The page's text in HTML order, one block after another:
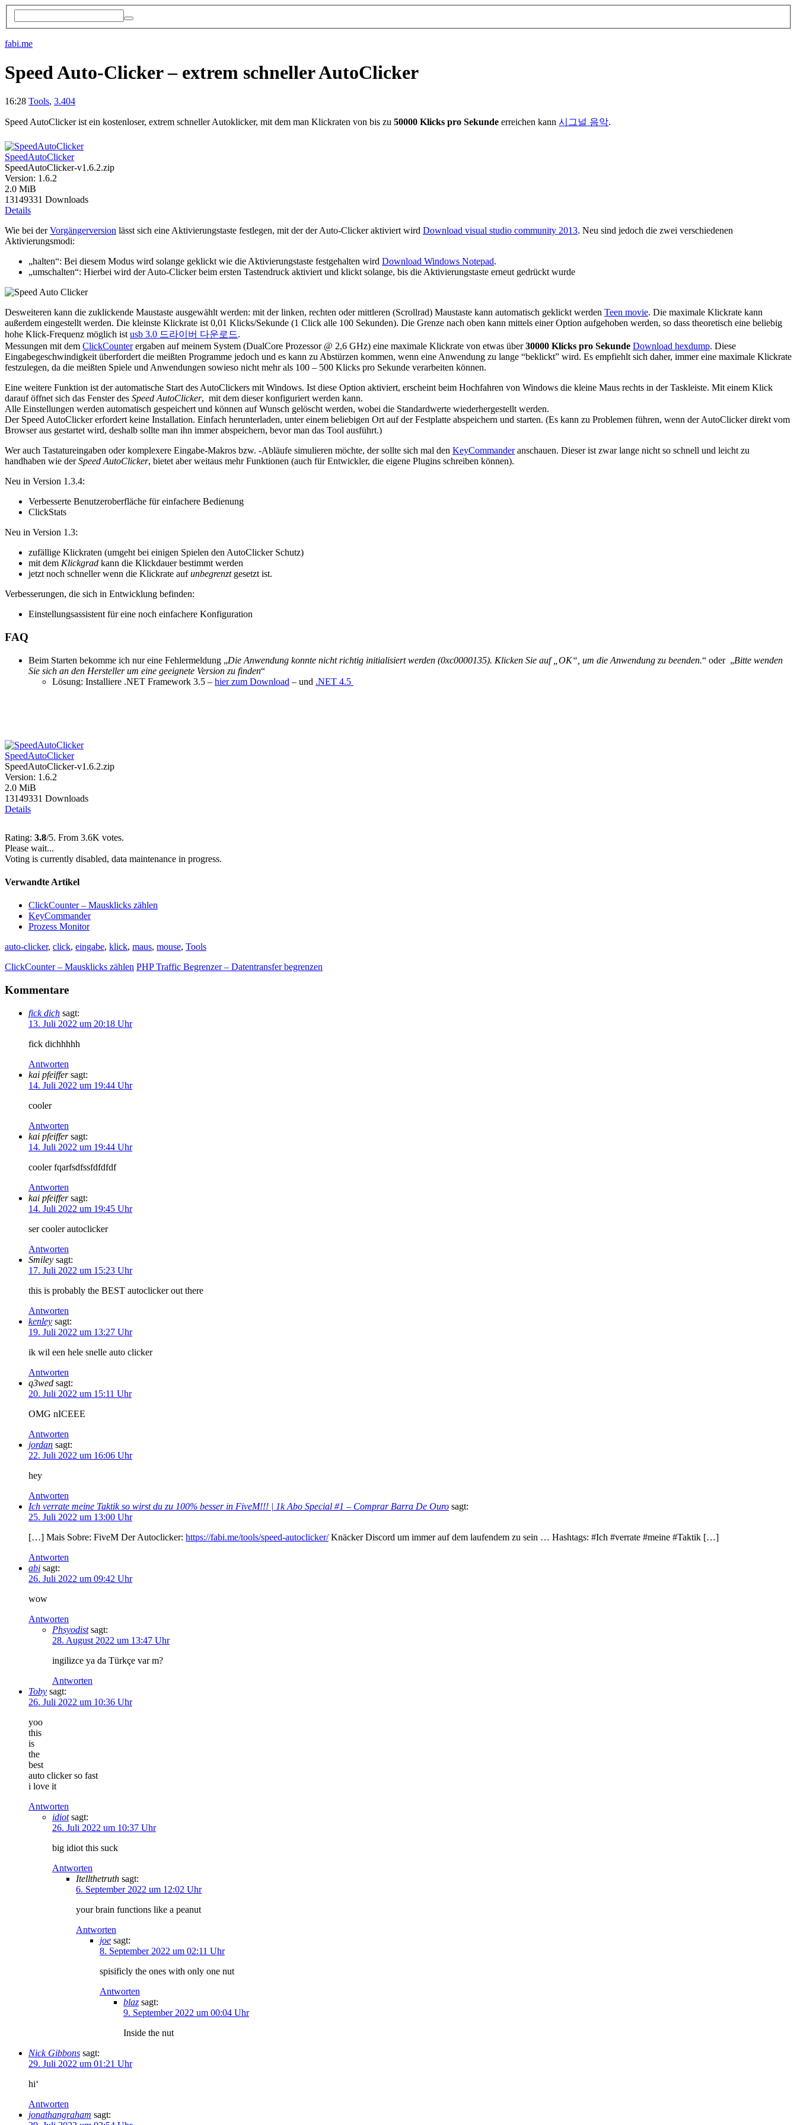
fabi.me
Speed Auto-Clicker – extrem schneller AutoClicker
16:28 Tools, 3.404
Speed AutoClicker ist ein kostenloser, extrem schneller Autoklicker, mit dem man Klickraten von bis zu 50000 Klicks pro Sekunde erreichen kann 시그널 음악.
SpeedAutoClicker
SpeedAutoClicker-v1.6.2.zip
Version: 1.6.2
2.0 MiB
13149331 Downloads
Details
Wie bei derVorgängerversion lässt sich eine Aktivierungstaste festlegen, mit der der Auto-Clicker aktiviert wird Download visual studio community 2013. Neu sind jedoch die zwei verschiedenen
Aktivierungsmodi:
„halten“: Bei diesem Modus wird solange geklickt wie die Aktivierungstaste festgehalten wird Download Windows Notepad.
„umschalten“: Hierbei wird der Auto-Clicker beim ersten Tastendruck aktiviert und klickt solange, bis die Aktivierungstaste erneut gedrückt wurde
Desweiteren kann die zuklickende Maustaste ausgewählt werden: mit der linken, rechten oder mittleren (Scrollrad) Maustaste kann automatisch geklickt werden Teen movie. Die maximale Klickrate kann
außerdem eingestellt werden. Die kleinste Klickrate ist 0,01 Klicks/Sekunde (1 Click alle 100 Sekunden). Die Grenze nach oben kann mittels einer Option aufgehoben werden, so dass theoretisch eine beliebig
hohe Klick-Frequenz möglich istusb 3.0 드라이버 다운로드.
Messungen mit dem ClickCounterergaben auf meinem System (DualCore Prozessor @ 2,6 GHz) eine maximale Klickrate von etwas über30000 Klicks pro Sekunde Download hexdump. Diese
Eingabegeschwindigkeit überfordert die meißten Programme jedoch und es kann zu Abstürzen kommen, wenn eine Anwendung zu lange “beklickt” wird. Es empfiehlt sich daher, immer eine maximale Klickrate
festzulegen, da die meißten Spiele und Anwendungen sowieso nicht mehr als 100 – 500 Klicks pro Sekunde verarbeiten können.
Eine weitere Funktion ist der automatische Start des AutoClickers mit Windows. Ist diese Option aktiviert, erscheint beim Hochfahren von Windows die kleine Maus rechts in der Taskleiste. Mit einem Klick
darauf öffnet sich das Fenster des Speed AutoClicker, mit dem dieser konfiguriert werden kann.
Alle Einstellungen werden automatisch gespeichert und können auf Wunsch gelöscht werden, wobei die Standardwerte wiederhergestellt werden.
Der Speed AutoClicker erfordert keine Installation. Einfach herunterladen, unter einem beliebigen Ort auf der Festplatte abspeichern und starten. (Es kann zu Problemen führen, wenn der AutoClicker direkt vom
Browser aus gestartet wird, deshalb sollte man ihn immer abspeichern, bevor man das Tool ausführt.)
Wer auch Tastatureingaben oder komplexere Eingabe-Makros bzw. -Abläufe simulieren möchte, der sollte sich mal den KeyCommanderanschauen. Dieser ist zwar lange nicht so schnell und leicht zu
handhaben wie derSpeed AutoClicker, bietet aber weitaus mehr Funktionen (auch für Entwickler, die eigene Plugins schreiben können).
Neu in Version 1.3.4:
Verbesserte Benutzeroberfläche für einfachere Bedienung
ClickStats
Neu in Version 1.3:
zufällige Klickraten (umgeht bei einigen Spielen den AutoClicker Schutz)
mit dem Klickgrad kann die Klickdauer bestimmt werden
jetzt noch schneller wenn die Klickrate aufunbegrenztgesetzt ist.
Verbesserungen, die sich in Entwicklung befinden:
Einstellungsassistent für eine noch einfachere Konfiguration
FAQ
Beim Starten bekomme ich nur eine Fehlermeldung „Die Anwendung konnte nicht richtig initialisiert werden (0xc0000135). Klicken Sie auf „OK“, um die Anwendung zu beenden.“ oder „Bitte wenden
Sie sich an den Hersteller um eine geeignete Version zu finden“
Lösung: Installiere .NET Framework 3.5 – hier zum Download – und .NET 4.5
SpeedAutoClicker
SpeedAutoClicker-v1.6.2.zip
Version: 1.6.2
2.0 MiB
13149331 Downloads
Details
Rating: 3.8/5. From 3.6K votes.
Please wait...
Voting is currently disabled, data maintenance in progress.
Verwandte Artikel
ClickCounter – Mausklicks zählen
KeyCommander
Prozess Monitor
auto-clicker, click, eingabe, klick, maus, mouse, Tools
ClickCounter – Mausklicks zählen PHP Traffic Begrenzer – Datentransfer begrenzen
Kommentare
fick dich sagt:
13. Juli 2022 um 20:18 Uhr
fick dichhhhh
Antworten
kai pfeiffer sagt:
14. Juli 2022 um 19:44 Uhr
cooler
Antworten
kai pfeiffer sagt:
14. Juli 2022 um 19:44 Uhr
cooler fqarfsdfssfdfdfdf
Antworten
kai pfeiffer sagt:
14. Juli 2022 um 19:45 Uhr
ser cooler autoclicker
Antworten
Smiley sagt:
17. Juli 2022 um 15:23 Uhr
this is probably the BEST autoclicker out there
Antworten
kenley sagt:
19. Juli 2022 um 13:27 Uhr
ik wil een hele snelle auto clicker
Antworten
q3wed sagt:
20. Juli 2022 um 15:11 Uhr
OMG nICEEE
Antworten
jordan sagt:
22. Juli 2022 um 16:06 Uhr
hey
Antworten
Ich verrate meine Taktik so wirst du zu 100% besser in FiveM!!! | 1k Abo Special #1 – Comprar Barra De Ouro sagt:
25. Juli 2022 um 13:00 Uhr
[…] Mais Sobre: FiveM Der Autoclicker: https://fabi.me/tools/speed-autoclicker/Knäcker Discord um immer auf dem laufendem zu sein … Hashtags: #Ich #verrate #meine #Taktik […]
Antworten
abi sagt:
26. Juli 2022 um 09:42 Uhr
wow
Antworten
Phsyodist sagt:
28. August 2022 um 13:47 Uhr
ingilizce ya da Türkçe var m?
Antworten
Toby sagt:
26. Juli 2022 um 10:36 Uhr
yoo
this
is
the
best
auto clicker so fast
i love it
Antworten
idiot sagt:
26. Juli 2022 um 10:37 Uhr
big idiot this suck
Antworten
Itellthetruth sagt:
6. September 2022 um 12:02 Uhr
your brain functions like a peanut
Antworten
joe sagt:
8. September 2022 um 02:11 Uhr
spisificly the ones with only one nut
Antworten
blaz sagt:
9. September 2022 um 00:04 Uhr
Inside the nut
Nick Gibbons sagt:
29. Juli 2022 um 01:21 Uhr
hi‘
Antworten
jonathangraham sagt: